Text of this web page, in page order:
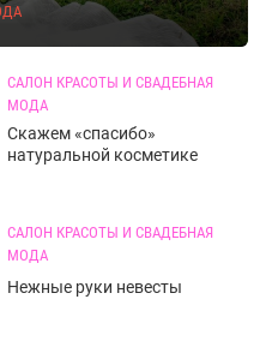
САЛОН КРАСОТЫ И СВАДЕБНАЯ
МОДА
Скажем «спасибо»
натуральной косметике
САЛОН КРАСОТЫ И СВАДЕБНАЯ
МОДА
Нежные руки невесты